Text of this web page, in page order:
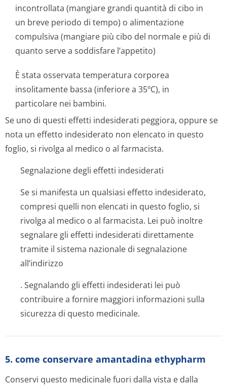
incontrollata (mangiare grandi quantità di cibo in
un breve periodo di tempo) o alimentazione
compulsiva (mangiare più cibo del normale e più di
quanto serve a soddisfare l’appetito)
È stata osservata temperatura corporea
insolitamente bassa (inferiore a 35ºC), in
particolare nei bambini.
Se uno di questi effetti indesiderati peggiora, oppure se
nota un effetto indesiderato non elencato in questo
foglio, si rivolga al medico o al farmacista.
Segnalazione degli effetti indesiderati
Se si manifesta un qualsiasi effetto indesiderato,
compresi quelli non elencati in questo foglio, si
rivolga al medico o al farmacista. Lei può inoltre
segnalare gli effetti indesiderati direttamente
tramite il sistema nazionale di segnalazione
all’indirizzo
. Segnalando gli effetti indesiderati lei può
contribuire a fornire maggiori informazioni sulla
sicurezza di questo medicinale.
5. come conservare amantadina ethypharm
Conservi questo medicinale fuori dalla vista e dalla